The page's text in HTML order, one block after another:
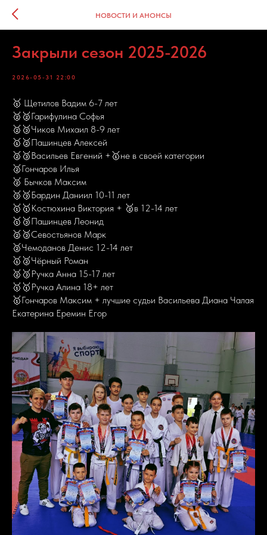
НОВОСТИ И АНОНСЫ
Закрыли сезон 2025-2026
2026-05-31 22:00
🥇 Щетилов Вадим 6-7 лет
🥈🥈Гарифулина Софья
🥈🥉Чиков Михаил 8-9 лет
🥇🥈Пашинцев Алексей
🥈🥉Васильев Евгений +🥇не в своей категории
🥈Гончаров Илья
🥈 Бычков Максим
🥉🥉Бардин Даниил 10-11 лет
🥇🥇Костюхина Виктория + 🥈в 12-14 лет
🥇🥉Пашинцев Леонид
🥈🥉Севостьянов Марк
🥈Чемоданов Денис 12-14 лет
🥇🥈Чёрный Роман
🥈🥉Ручка Анна 15-17 лет
🥇🥇Ручка Алина 18+ лет
🥇Гончаров Максим + лучшие судьи Васильева Диана Чалая
Екатерина Еремин Егор